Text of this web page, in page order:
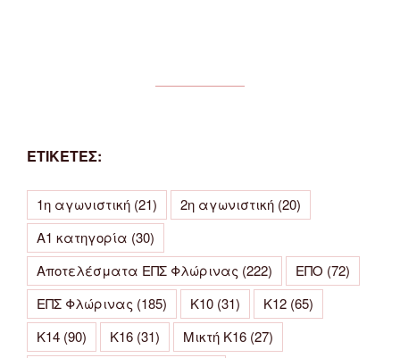
ΕΤΙΚΕΤΕΣ:
1η αγωνιστική (21) 2η αγωνιστική (20)
Α1 κατηγορία (30)
Αποτελέσματα ΕΠΣ Φλώρινας (222) ΕΠΟ (72)
ΕΠΣ Φλώρινας (185) Κ10 (31) Κ12 (65)
Κ14 (90) Κ16 (31) Μικτή Κ16 (27)